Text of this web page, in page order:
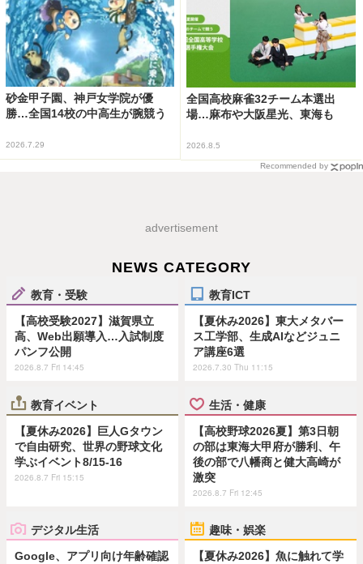
砂金甲子園、神戸女学院が優
勝…全国14校の中高生が腕競う
2026.7.29
全国高校麻雀32チーム本選出
場…麻布や大阪星光、東海も
2026.8.5
Recommended by
advertisement
NEWS CATEGORY
教育・受験
【高校受験2027】滋賀県立
高、Web出願導入…入試制度
パンフ公開
2026.8.7 Fri 14:45
教育ICT
【夏休み2026】東大メタバー
ス工学部、生成AIなどジュニ
ア講座6選
2026.7.30 Thu 11:15
教育イベント
【夏休み2026】巨人Gタウン
で自由研究、世界の野球文化
学ぶイベント8/15-16
2026.8.7 Fri 15:15
生活・健康
【高校野球2026夏】第3日朝
の部は東海大甲府が勝利、午
後の部で八幡商と健大高崎が
激突
2026.8.7 Fri 12:45
デジタル生活
Google、アプリ向け年齢確認
趣味・娯楽
【夏休み2026】魚に触れて学